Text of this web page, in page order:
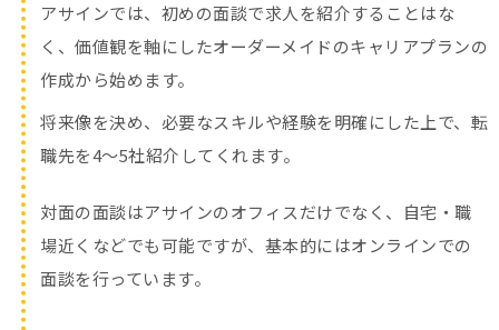
アサインでは、初めの面談で求人を紹介することはな
く、価値観を軸にしたオーダーメイドのキャリアプランの
作成から始めます。
将来像を決め、必要なスキルや経験を明確にした上で、転
職先を4～5社紹介してくれます。
対面の面談はアサインのオフィスだけでなく、自宅・職
場近くなどでも可能ですが、基本的にはオンラインでの
面談を行っています。